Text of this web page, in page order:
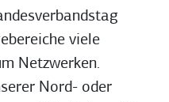
viele
Netzwerken.
Nord- oder